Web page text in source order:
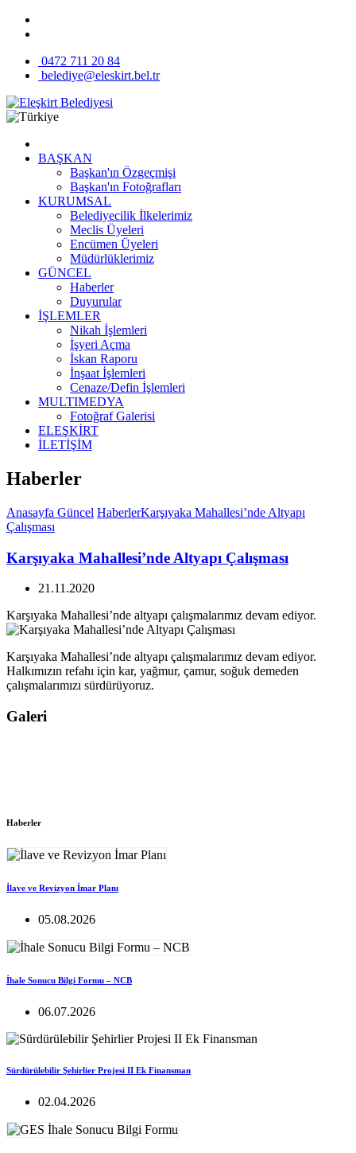
0472 711 20 84
belediye@eleskirt.bel.tr
BAŞKAN
Başkan'ın Özgeçmişi
Başkan'ın Fotoğrafları
KURUMSAL
Belediyecilik İlkelerimiz
Meclis Üyeleri
Encümen Üyeleri
Müdürlüklerimiz
GÜNCEL
Haberler
Duyurular
İŞLEMLER
Nikah İşlemleri
İşyeri Açma
İskan Raporu
İnşaat İşlemleri
Cenaze/Defin İşlemleri
MULTIMEDYA
Fotoğraf Galerisi
ELEŞKİRT
İLETİŞİM
Haberler
Anasayfa Güncel HaberlerKarşıyaka Mahallesi’nde Altyapı
Çalışması
Karşıyaka Mahallesi’nde Altyapı Çalışması
21.11.2020
Karşıyaka Mahallesi’nde altyapı çalışmalarımız devam ediyor.
Karşıyaka Mahallesi’nde altyapı çalışmalarımız devam ediyor.
Halkımızın refahı için kar, yağmur, çamur, soğuk demeden
çalışmalarımızı sürdürüyoruz.
Galeri
Haberler
İlave ve Revizyon İmar Planı
05.08.2026
İhale Sonucu Bilgi Formu – NCB
06.07.2026
Sürdürülebilir Şehirlier Projesi II Ek Finansman
02.04.2026